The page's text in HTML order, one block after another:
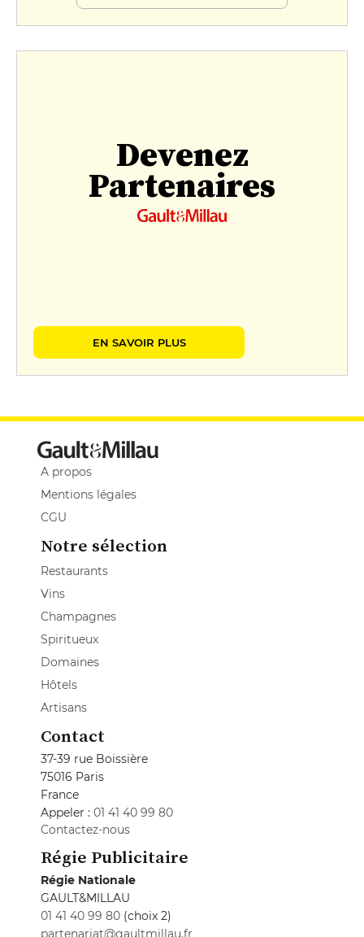
Devenez
Partenaires
EN SAVOIR PLUS
A propos
Mentions légales
CGU
Notre sélection
Restaurants
Vins
Champagnes
Spiritueux
Domaines
Hôtels
Artisans
Contact
37-39 rue Boissière
75016 Paris
France
Appeler : 01 41 40 99 80
Contactez-nous
Régie Publicitaire
Régie Nationale
GAULT&MILLAU
01 41 40 99 80 (choix 2)
partenariat@gaultmillau.fr